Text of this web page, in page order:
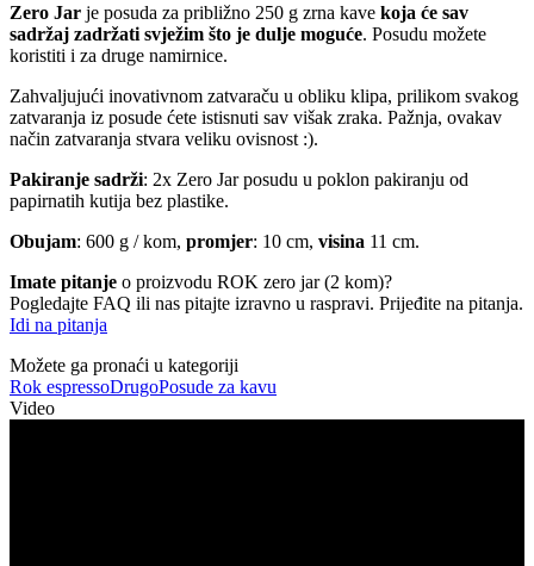
Zero Jar je posuda za približno 250 g zrna kave koja će sav
sadržaj zadržati svježim što je dulje moguće. Posudu možete
koristiti i za druge namirnice.
Zahvaljujući inovativnom zatvaraču u obliku klipa, prilikom svakog
zatvaranja iz posude ćete istisnuti sav višak zraka. Pažnja, ovakav
način zatvaranja stvara veliku ovisnost :).
Pakiranje sadrži: 2x Zero Jar posudu u poklon pakiranju od
papirnatih kutija bez plastike.
Obujam: 600 g / kom, promjer: 10 cm, visina 11 cm.
Imate pitanje o proizvodu ROK zero jar (2 kom)?
Pogledajte FAQ ili nas pitajte izravno u raspravi. Prijeđite na pitanja.
Idi na pitanja
Možete ga pronaći u kategoriji
Rok espressoDrugoPosude za kavu
Video